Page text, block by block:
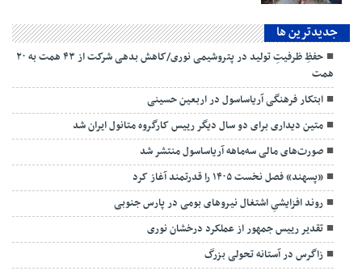
جديدترين ها
حفظِ ظرفیتِ تولید در پتروشیمی نوری/کاهش بدهی شرکت از ۴۳ همت به ۲۰
همت
ابتکار فرهنگی آریاساسول در اربعین حسینی
متین دیداری برای دو سال دیگر رییس کارگروه متانول ایران شد
صورت‌های مالی سه‌ماهه آریاساسول منتشر شد
«پسهند» فصل نخست ۱۴۰۵ را قدرتمند آغاز کرد
روند افزایشیِ اشتغال نیروهای بومی در پارس جنوبی
تقدیر رییس جمهور از عملکرد درخشان نوری
زاگرس در آستانه تحولی بزرگ